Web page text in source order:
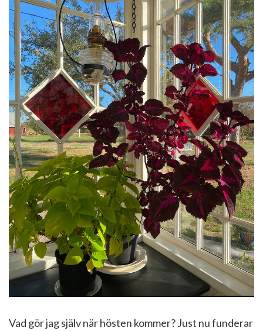
Vad gör jag själv när hösten kommer? Just nu funderar